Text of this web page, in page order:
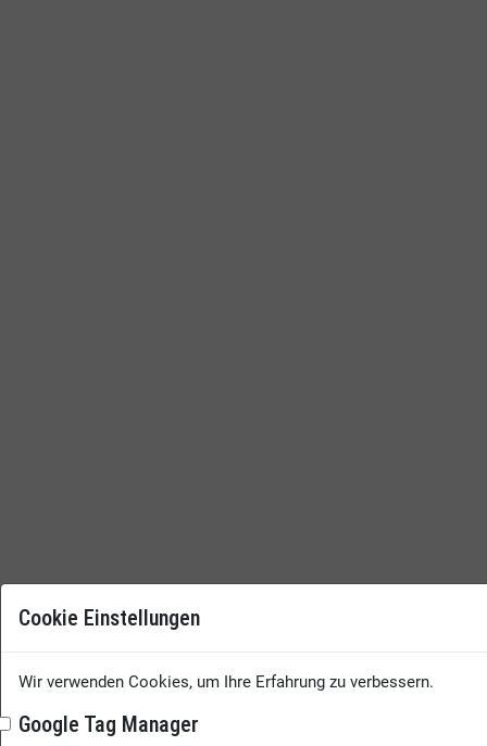
Cookie Einstellungen
Wir verwenden Cookies, um Ihre Erfahrung zu verbessern.
Google Tag Manager